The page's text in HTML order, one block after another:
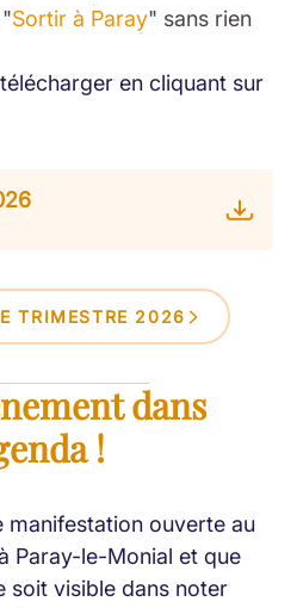
Sortir à Paray" sans rien
en cliquant sur
TRIMESTRE 2026
dans
!
manifestation ouverte au
Paray-le-Monial et que
soit visible dans noter